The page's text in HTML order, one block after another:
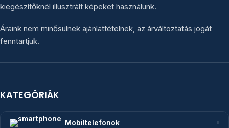
kiegészítőknél illusztrált képeket használunk.
Áraink nem minősülnek ajánlattételnek, az árváltoztatás jogát
fenntartjuk.
KATEGÓRIÁK
Mobiltelefonok